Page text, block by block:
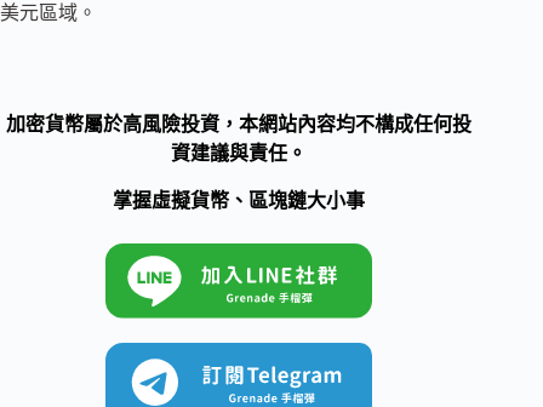
美元區域。
加密貨幣屬於高風險投資，本網站內容均不構成任何投
資建議與責任。
掌握虛擬貨幣、區塊鏈大小事